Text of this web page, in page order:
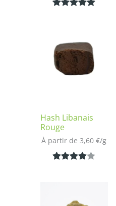
notation
client
Hash Libanais
Rouge
À partir de 3,60€/g